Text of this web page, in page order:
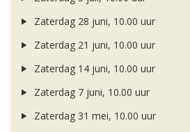
Zaterdag 28 juni, 10.00 uur
Zaterdag 21 juni, 10.00 uur
Zaterdag 14 juni, 10.00 uur
Zaterdag 7 juni, 10.00 uur
Zaterdag 31 mei, 10.00 uur